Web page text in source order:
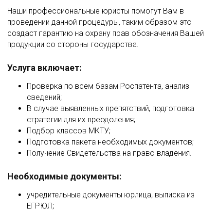
Наши профессиональные юристы помогут Вам в
проведении данной процедуры, таким образом это
создаст гарантию на охрану прав обозначения Вашей
продукции со стороны государства.
Услуга включает:
Проверка по всем базам Роспатента, анализ
сведений;
В случае выявленных препятствий, подготовка
стратегии для их преодоления;
Подбор классов МКТУ;
Подготовка пакета необходимых документов;
Получение Свидетельства на право владения.
Необходимые документы:
учредительные документы юрлица, выписка из
ЕГРЮЛ;